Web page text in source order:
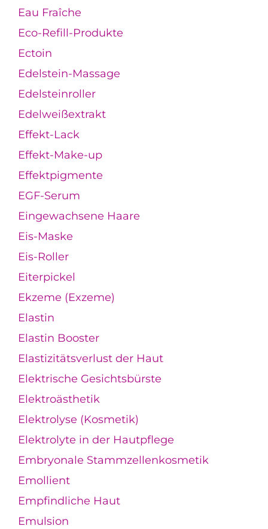
Eau Fraîche
Eco-Refill-Produkte
Ectoin
Edelstein-Massage
Edelsteinroller
Edelweißextrakt
Effekt-Lack
Effekt-Make-up
Effektpigmente
EGF-Serum
Eingewachsene Haare
Eis-Maske
Eis-Roller
Eiterpickel
Ekzeme (Exzeme)
Elastin
Elastin Booster
Elastizitätsverlust der Haut
Elektrische Gesichtsbürste
Elektroästhetik
Elektrolyse (Kosmetik)
Elektrolyte in der Hautpflege
Embryonale Stammzellenkosmetik
Emollient
Empfindliche Haut
Emulsion